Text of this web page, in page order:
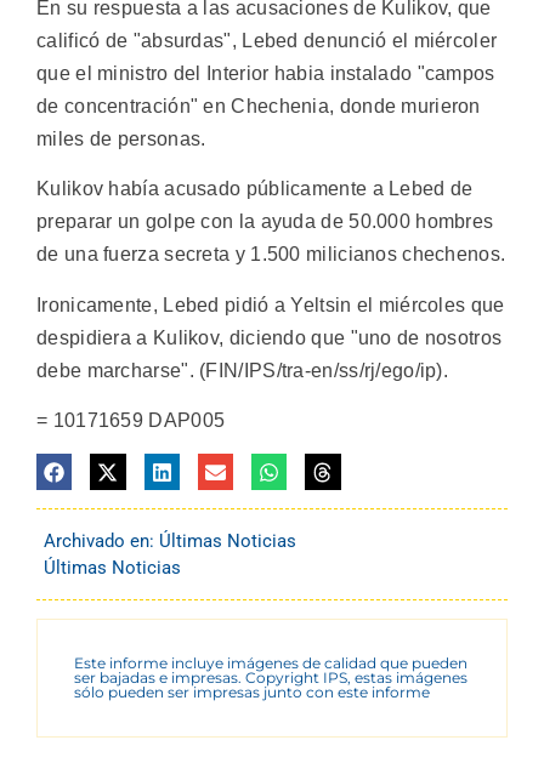
En su respuesta a las acusaciones de Kulikov, que
calificó de "absurdas", Lebed denunció el miércoler
que el ministro del Interior habia instalado "campos
de concentración" en Chechenia, donde murieron
miles de personas.
Kulikov había acusado públicamente a Lebed de
preparar un golpe con la ayuda de 50.000 hombres
de una fuerza secreta y 1.500 milicianos chechenos.
Ironicamente, Lebed pidió a Yeltsin el miércoles que
despidiera a Kulikov, diciendo que "uno de nosotros
debe marcharse". (FIN/IPS/tra-en/ss/rj/ego/ip).
= 10171659 DAP005
Archivado en: Últimas Noticias
Últimas Noticias
Este informe incluye imágenes de calidad que pueden
ser bajadas e impresas. Copyright IPS, estas imágenes
sólo pueden ser impresas junto con este informe